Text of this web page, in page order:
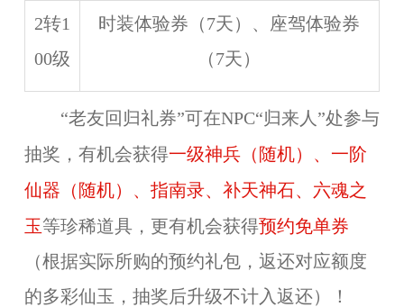
2转1
00级
时装体验券（7天）、座驾体验券
（7天）
“老友回归礼券”可在NPC“归来人”处参与
抽奖，有机会获得一级神兵（随机）、一阶
仙器（随机）、指南录、补天神石、六魂之
玉等珍稀道具，更有机会获得预约免单券
（根据实际所购的预约礼包，返还对应额度
的多彩仙玉，抽奖后升级不计入返还）！